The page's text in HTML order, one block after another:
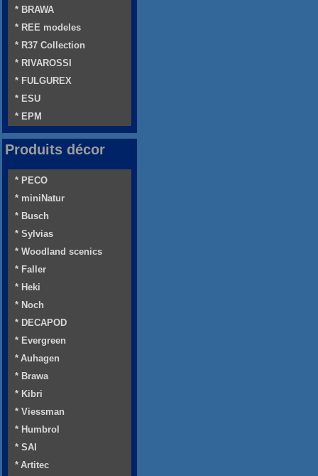
* BRAWA
* REE modeles
* R37 Collection
* RIVAROSSI
* FULGUREX
* ESU
* EPM
Produits décor
* PECO
* miniNatur
* Busch
* Sylvias
* Woodland scenics
* Faller
* Heki
* Noch
* DECAPOD
* Evergreen
* Auhagen
* Brawa
* Kibri
* Viessman
* Humbrol
* SAI
* Artitec